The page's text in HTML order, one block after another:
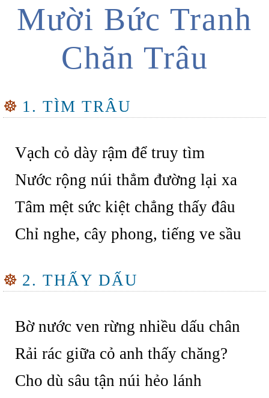
Mười Bức Tranh
Chăn Trâu
☸ 1. TÌM TRÂU
Vạch cỏ dày rậm để truy tìm
Nước rộng núi thẳm đường lại xa
Tâm mệt sức kiệt chẳng thấy đâu
Chỉ nghe, cây phong, tiếng ve sầu
☸ 2. THẤY DẤU
Bờ nước ven rừng nhiều dấu chân
Rải rác giữa cỏ anh thấy chăng?
Cho dù sâu tận núi hẻo lánh